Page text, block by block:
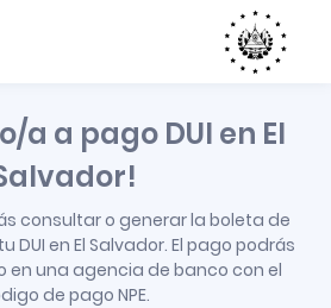
a a pago DUI en El
consultar o generar la boleta de
en El Salvador. El pago podrás
en una agencia de banco con el
de pago NPE.